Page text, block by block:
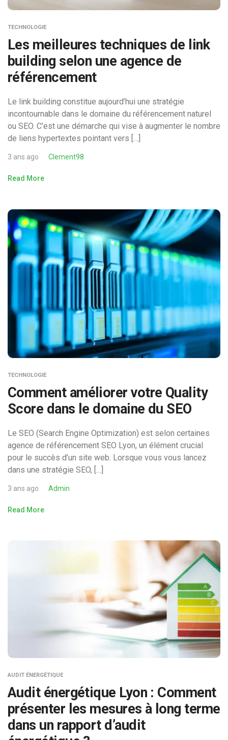
TECHNOLOGIE
Les meilleures techniques de link
building selon une agence de
référencement
Le link building constitue aujourd’hui une stratégie
incontournable dans le domaine du référencement naturel
ou SEO. C’est une démarche qui vise à augmenter le nombre
de liens hypertextes pointant vers […]
3 ans ago Clement98
Read More
TECHNOLOGIE
Comment améliorer votre Quality
Score dans le domaine du SEO
Le SEO (Search Engine Optimization) est selon certaines
agence de référencement SEO Lyon, un élément crucial
pour le succès d’un site web. Lorsque vous vous lancez
dans une stratégie SEO, […]
3 ans ago Admin
Read More
AUDIT ÉNERGÉTIQUE
Audit énergétique Lyon : Comment
présenter les mesures à long terme
dans un rapport d’audit